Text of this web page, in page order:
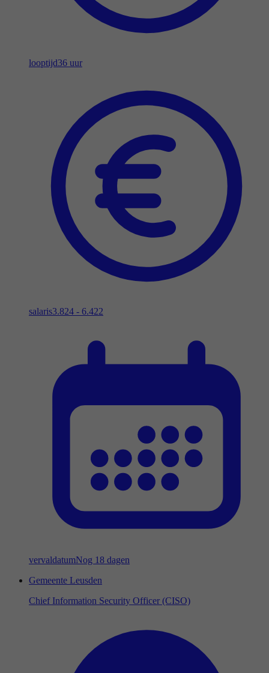
looptijd36 uur
salaris3.824 - 6.422
vervaldatumNog 18 dagen
Gemeente Leusden
Chief Information Security Officer (CISO)